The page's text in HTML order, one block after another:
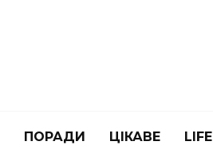
ПОРАДИ ЦІКАВЕ LIFE